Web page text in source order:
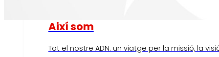
Així som
Tot el nostre ADN: un viatge per la missió, la visió